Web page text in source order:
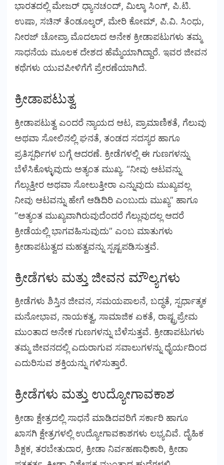
ಭಾರತದಲ್ಲಿ ಮೇಜರ್ ಧ್ಯಾನಚಂದ್, ಮಿಲ್ಕಾ ಸಿಂಗ್, ಪಿ.ಟಿ.
ಉಷಾ, ಸಚಿನ್ ತೆಂಡೂಲ್ಕರ್, ಮೇರಿ ಕೋಮ್, ಪಿ.ವಿ. ಸಿಂಧು,
ನೀರಜ್ ಚೋಪ್ರಾ ಮೊದಲಾದ ಅನೇಕ ಕ್ರೀಡಾಪಟುಗಳು ತಮ್ಮ
ಸಾಧನೆಯ ಮೂಲಕ ದೇಶದ ಹೆಮ್ಮೆಯಾಗಿದ್ದಾರೆ. ಇವರ ಜೀವನ
ಕಥೆಗಳು ಯುವಪೀಳಿಗೆಗೆ ಪ್ರೇರಣೆಯಾಗಿದೆ.
ಕ್ರೀಡಾಪಟುತ್ವ
ಕ್ರೀಡಾಪಟುತ್ವ ಎಂದರೆ ನ್ಯಾಯದ ಆಟ, ಪ್ರಾಮಾಣಿಕತೆ, ಗೆಲುವು
ಅಥವಾ ಸೋಲಿನಲ್ಲಿ ಘನತೆ, ತಂಡದ ಸದಸ್ಯರ ಹಾಗೂ
ಪ್ರತಿಸ್ಪರ್ಧಿಗಳ ಬಗ್ಗೆ ಆದರಣೆ. ಕ್ರೀಡೆಗಳಲ್ಲಿ ಈ ಗುಣಗಳನ್ನು
ಬೆಳೆಸಿಕೊಳ್ಳುವುದು ಅತ್ಯಂತ ಮುಖ್ಯ. “ನೀವು ಆಟವನ್ನು
ಗೆಲ್ಲುತ್ತೀರ ಅಥವಾ ಸೋಲುತ್ತೀರಾ ಎನ್ನುವುದು ಮುಖ್ಯವಲ್ಲ
ನೀವು ಆಟವನ್ನು ಹೇಗೆ ಆಡಿದಿರಿ ಎಂಬುದು ಮುಖ್ಯ” ಹಾಗೂ
“ಅತ್ಯಂತ ಮುಖ್ಯವಾಗಿರುವುದೆಂದರೆ ಗೆಲ್ಲುವುದಲ್ಲ ಆದರೆ
ಕ್ರೀಡೆಯಲ್ಲಿ ಭಾಗವಹಿಸುವುದು” ಎಂಬ ಮಾತುಗಳು
ಕ್ರೀಡಾಪಟುತ್ವದ ಮಹತ್ವವನ್ನು ಸ್ಪಷ್ಟಪಡಿಸುತ್ತವೆ.
ಕ್ರೀಡೆಗಳು ಮತ್ತು ಜೀವನ ಮೌಲ್ಯಗಳು
ಕ್ರೀಡೆಗಳು ಶಿಸ್ತಿನ ಜೀವನ, ಸಮಯಪಾಲನೆ, ಬದ್ಧತೆ, ಸ್ಪರ್ಧಾತ್ಮಕ
ಮನೋಭಾವ, ನಾಯಕತ್ವ, ಸಾಮಾಜಿಕ ಏಕತೆ, ರಾಷ್ಟ್ರಪ್ರೇಮ
ಮುಂತಾದ ಅನೇಕ ಗುಣಗಳನ್ನು ಬೆಳೆಸುತ್ತವೆ. ಕ್ರೀಡಾಪಟುಗಳು
ತಮ್ಮ ಜೀವನದಲ್ಲಿ ಎದುರಾಗುವ ಸವಾಲುಗಳನ್ನು ಧೈರ್ಯದಿಂದ
ಎದುರಿಸುವ ಶಕ್ತಿಯನ್ನು ಗಳಿಸುತ್ತಾರೆ.
ಕ್ರೀಡೆಗಳು ಮತ್ತು ಉದ್ಯೋಗಾವಕಾಶ
ಕ್ರೀಡಾ ಕ್ಷೇತ್ರದಲ್ಲಿ ಸಾಧನೆ ಮಾಡಿದವರಿಗೆ ಸರ್ಕಾರಿ ಹಾಗೂ
ಖಾಸಗಿ ಕ್ಷೇತ್ರಗಳಲ್ಲಿ ಉದ್ಯೋಗಾವಕಾಶಗಳು ಲಭ್ಯವಿವೆ. ದೈಹಿಕ
ಶಿಕ್ಷಕ, ತರಬೇತುದಾರ, ಕ್ರೀಡಾ ನಿರ್ವಹಣಾಧಿಕಾರಿ, ಕ್ರೀಡಾ